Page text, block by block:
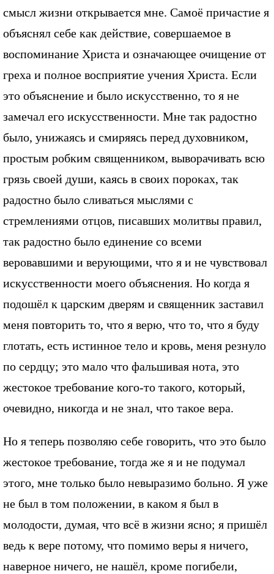
смысл жизни открывается мне. Самоё причастие я
объяснял себе как действие, совершаемое в
воспоминание Христа и означающее очищение от
греха и полное восприятие учения Христа. Если
это объяснение и было искусственно, то я не
замечал его искусственности. Мне так радостно
было, унижаясь и смиряясь перед духовником,
простым робким священником, выворачивать всю
грязь своей души, каясь в своих пороках, так
радостно было сливаться мыслями с
стремлениями отцов, писавших молитвы правил,
так радостно было единение со всеми
веровавшими и верующими, что я и не чувствовал
искусственности моего объяснения. Но когда я
подошёл к царским дверям и священник заставил
меня повторить то, что я верю, что то, что я буду
глотать, есть истинное тело и кровь, меня резнуло
по сердцу; это мало что фальшивая нота, это
жестокое требование кого-то такого, который,
очевидно, никогда и не знал, что такое вера.
Но я теперь позволяю себе говорить, что это было
жестокое требование, тогда же я и не подумал
этого, мне только было невыразимо больно. Я уже
не был в том положении, в каком я был в
молодости, думая, что всё в жизни ясно; я пришёл
ведь к вере потому, что помимо веры я ничего,
наверное ничего, не нашёл, кроме погибели,